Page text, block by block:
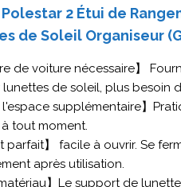
Polestar 2 Étui de
de Soleil Organiseur
de voiture nécessaire】
de soleil, plus besoin
l'espace supplémentaire】
tout moment.
parfait】 facile à ouvrir. Se
après utilisation.
】Le support de